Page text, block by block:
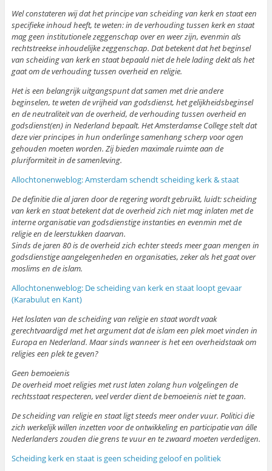
Wel constateren wij dat het principe van scheiding van kerk en staat een
specifieke inhoud heeft, te weten: in de verhouding tussen kerk en staat
mag geen institutionele zeggenschap over en weer zijn, evenmin als
rechtstreekse inhoudelijke zeggenschap. Dat betekent dat het beginsel
van scheiding van kerk en staat bepaald niet de hele lading dekt als het
gaat om de verhouding tussen overheid en religie.
Het is een belangrijk uitgangspunt dat samen met drie andere
beginselen, te weten de vrijheid van godsdienst, het gelijkheidsbeginsel
en de neutraliteit van de overheid, de verhouding tussen overheid en
godsdienst(en) in Nederland bepaalt. Het Amsterdamse College stelt dat
deze vier principes in hun onderlinge samenhang scherp voor ogen
gehouden moeten worden. Zij bieden maximale ruimte aan de
pluriformiteit in de samenleving.
Allochtonenweblog: Amsterdam schendt scheiding kerk & staat
De definitie die al jaren door de regering wordt gebruikt, luidt: scheiding
van kerk en staat betekent dat de overheid zich niet mag inlaten met de
interne organisatie van godsdienstige instanties en evenmin met de
religie en de leerstukken daarvan.
Sinds de jaren 80 is de overheid zich echter steeds meer gaan mengen in
godsdienstige aangelegenheden en organisaties, zeker als het gaat over
moslims en de islam.
Allochtonenweblog: De scheiding van kerk en staat loopt gevaar
(Karabulut en Kant)
Het loslaten van de scheiding van religie en staat wordt vaak
gerechtvaardigd met het argument dat de islam een plek moet vinden in
Europa en Nederland. Maar sinds wanneer is het een overheidstaak om
religies een plek te geven?
Geen bemoeienis
De overheid moet religies met rust laten zolang hun volgelingen de
rechtsstaat respecteren, veel verder dient de bemoeienis niet te gaan.
De scheiding van religie en staat ligt steeds meer onder vuur. Politici die
zich werkelijk willen inzetten voor de ontwikkeling en participatie van álle
Nederlanders zouden die grens te vuur en te zwaard moeten verdedigen.
Scheiding kerk en staat is geen scheiding geloof en politiek